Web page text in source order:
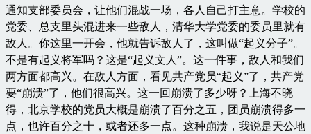
通知支部委员会，让他们混战一场，各人自己打主意。学校的
党委、总支里头混进来一些敌人，清华大学党委的委员里就有
敌人。你这里一开会，他就告诉敌人了，这叫做“起义分子”。
不是有起义将军吗？这是“起义文人”。这一件事，敌人和我们
两方面都高兴。在敌人方面，看见共产党员“起义”了，共产党
要“崩溃”了，他们很高兴。这一回崩溃了多少呀？上海不晓
得，北京学校的党员大概是崩溃了百分之五，团员崩溃得多一
点，也许百分之十，或者还多一点。这种崩溃，我说是天公地